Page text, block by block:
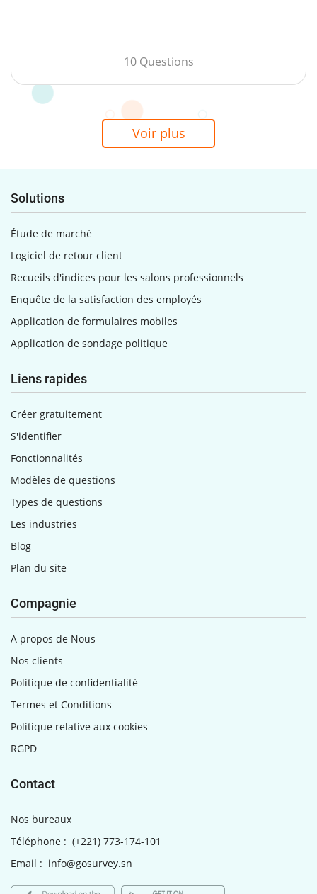
10 Questions
Voir plus
Solutions
Étude de marché
Logiciel de retour client
Recueils d'indices pour les salons professionnels
Enquête de la satisfaction des employés
Application de formulaires mobiles
Application de sondage politique
Liens rapides
Créer gratuitement
S'identifier
Fonctionnalités
Modèles de questions
Types de questions
Les industries
Blog
Plan du site
Compagnie
A propos de Nous
Nos clients
Politique de confidentialité
Termes et Conditions
Politique relative aux cookies
RGPD
Contact
Nos bureaux
Téléphone : (+221) 773-174-101
Email : info@gosurvey.sn